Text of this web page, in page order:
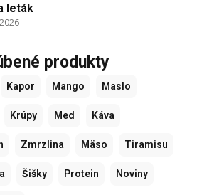
leták
produkty
Kapor Mango Maslo
Krúpy Med Káva
Zmrzlina Mäso Tiramisu
Šišky Protein Noviny